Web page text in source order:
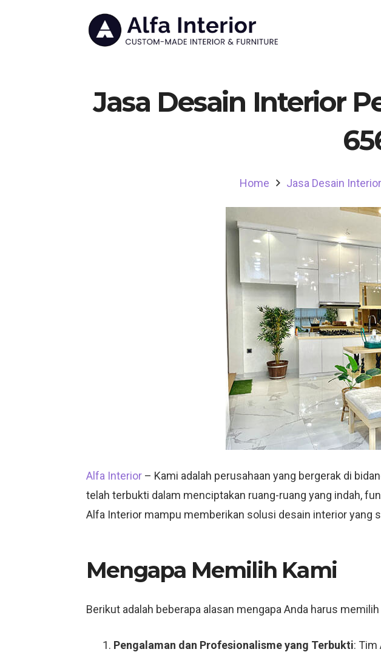
Jasa Desain Interior
Home Jasa Desain
Alfa Interior – Kami adalah perusahaan yang bergerak di
telah terbukti dalam menciptakan ruang-ruang yang indah,
Alfa Interior mampu memberikan solusi desain interior yang
Mengapa Memilih Kami
Berikut adalah beberapa alasan mengapa Anda harus
Pengalaman dan Profesionalisme yang Terbukti: Tim